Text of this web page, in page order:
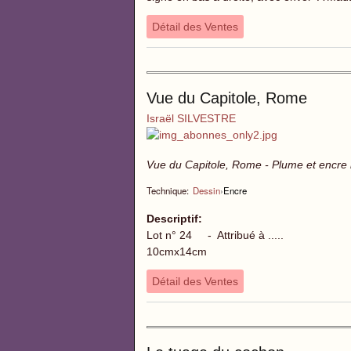
Détail des Ventes
Vue du Capitole, Rome
Israël SILVESTRE
Vue du Capitole, Rome - Plume et
Technique: Dessin›Encre
Descriptif:
Lot n° 24 - Attribué à .....
10cmx14cm
Détail des Ventes